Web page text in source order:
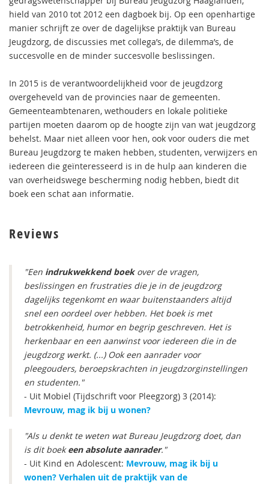
hield van 2010 tot 2012 een dagboek bij. Op een openhartige
manier schrijft ze over de dagelijkse praktijk van Bureau
Jeugdzorg, de discussies met collega’s, de dilemma’s, de
succesvolle en de minder succesvolle beslissingen.
In 2015 is de verantwoordelijkheid voor de jeugdzorg
overgeheveld van de provincies naar de gemeenten.
Gemeenteambtenaren, wethouders en lokale politieke
partijen moeten daarom op de hoogte zijn van wat jeugdzorg
behelst. Maar niet alleen voor hen, ook voor ouders die met
Bureau Jeugdzorg te maken hebben, studenten, verwijzers en
iedereen die geïnteresseerd is in de hulp aan kinderen die
van overheidswege bescherming nodig hebben, biedt dit
boek een schat aan informatie.
Reviews
"Een indrukwekkend boekover de vragen,
beslissingen en frustraties die je in de jeugdzorg
dagelijks tegenkomt en waar buitenstaanders altijd
snel een oordeel over hebben. Het boek is met
betrokkenheid, humor en begrip geschreven. Het is
herkenbaar en een aanwinst voor iedereen die in de
jeugdzorg werkt. (...) Ook een aanrader voor
pleegouders, beroepskrachten in jeugdzorginstellingen
en studenten."
- Uit Mobiel (Tijdschrift voor Pleegzorg) 3 (2014):
Mevrouw, mag ik bij u wonen?
"Als u denkt te weten wat Bureau Jeugdzorg doet, dan
is dit boekeen absolute aanrader."
- Uit Kind en Adolescent: Mevrouw, mag ik bij u
wonen? Verhalen uit de praktijk van de